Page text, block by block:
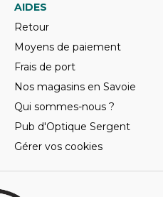
AIDES
Retour
Moyens de paiement
Frais de port
Nos magasins en Savoie
Qui sommes-nous ?
Pub d'Optique Sergent
Gérer vos cookies